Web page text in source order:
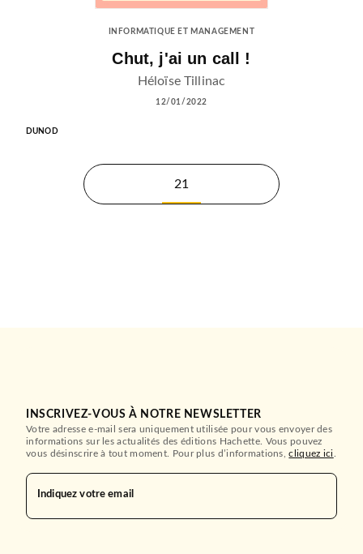
INFORMATIQUE ET MANAGEMENT
Chut, j'ai un call !
Héloïse Tillinac
12/01/2022
DUNOD
21
INSCRIVEZ-VOUS À NOTRE NEWSLETTER
Votre adresse e-mail sera uniquement utilisée pour vous envoyer des
informations sur les actualités des éditions Hachette. Vous pouvez
vous désinscrire à tout moment. Pour plus d’informations,cliquez ici
Indiquez votre email